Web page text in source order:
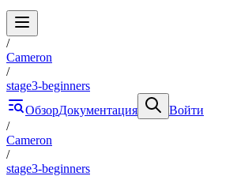
/
Cameron
/
stage3-beginners
ОбзорДокументация
Войти
/
Cameron
/
stage3-beginners